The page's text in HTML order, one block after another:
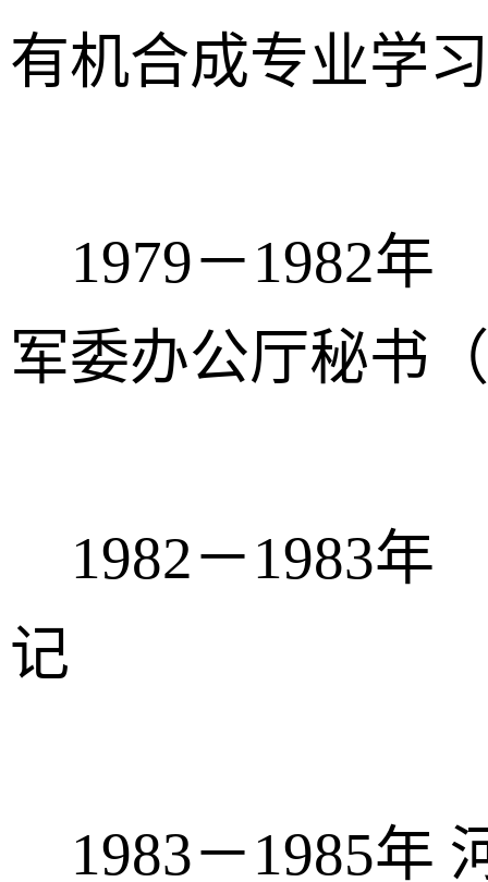
有机合成专业学习
1979－1982年
军委办公厅秘书
1982－1983年
记
1983－1985年